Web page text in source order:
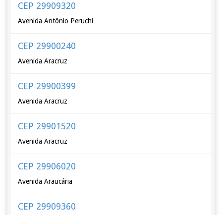
CEP 29909320
Avenida Antônio Peruchi
CEP 29900240
Avenida Aracruz
CEP 29900399
Avenida Aracruz
CEP 29901520
Avenida Aracruz
CEP 29906020
Avenida Araucária
CEP 29909360